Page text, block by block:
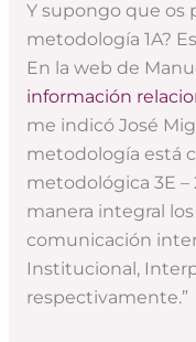
Y supongo que os
metodología 1A?
En la web de
información
me indicó José
metodología está
metodológica 3E –
manera integral
comunicación
Institucional,
respectivamente.”